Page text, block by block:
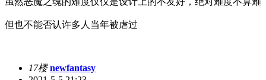
但也不能否认许多人当年被虐过
17楼 newfantasy